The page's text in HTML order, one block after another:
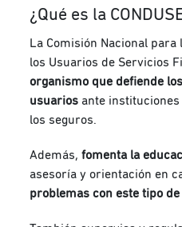
¿Qué es la
La Comisión Nacional
los Usuarios de Servicios
organismo que defiende
usuarios ante
los seguros.
Además, fomenta la
asesoría y orientación en
problemas con este tipo